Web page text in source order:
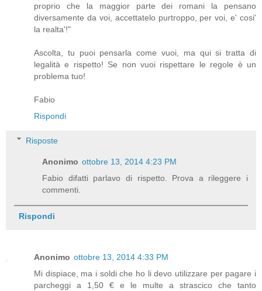
proprio che la maggior parte dei romani la pensano
diversamente da voi, accettatelo purtroppo, per voi, e' cosi'
la realta'!"
Ascolta, tu puoi pensarla come vuoi, ma qui si tratta di
legalità e rispetto! Se non vuoi rispettare le regole è un
problema tuo!
Fabio
Rispondi
Risposte
Anonimo ottobre 13, 2014 4:23 PM
Fabio difatti parlavo di rispetto. Prova a rileggere i
commenti.
Rispondi
Anonimo ottobre 13, 2014 4:33 PM
Mi dispiace, ma i soldi che ho li devo utilizzare per pagare i
parcheggi a 1,50 € e le multe a strascico che tanto